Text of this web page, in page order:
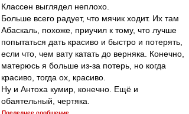
Классен выглядел неплохо.
Больше всего радует, что мячик ходит. Их там
Абаскаль, похоже, приучил к тому, что лучше
попытаться дать красиво и быстро и потерять,
если что, чем вату катать до верняка. Конечно,
матерюсь я больше из-за потерь, но когда
красиво, тогда ох, красиво.
Ну и Антоха кумир, конечно. Ещё и
обаятельный, чертяка.
Последнее сообщение